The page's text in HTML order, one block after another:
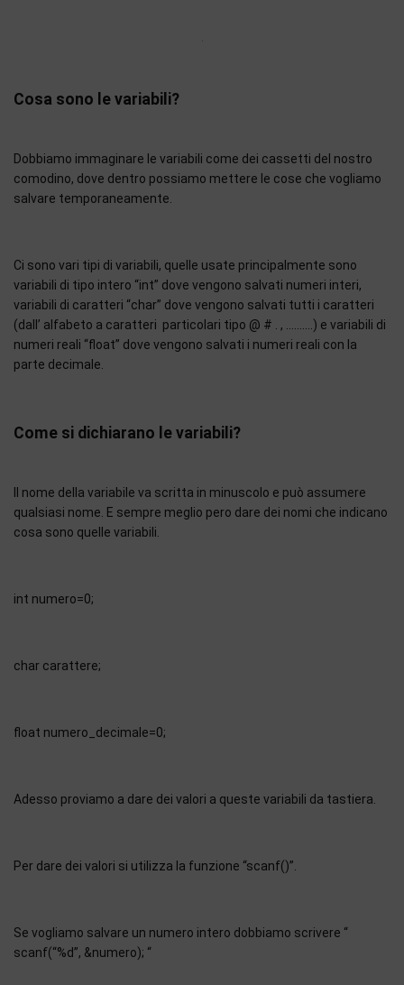
Cosa sono le variabili?
Dobbiamo immaginare le variabili come dei cassetti del nostro
comodino, dove dentro possiamo mettere le cose che vogliamo
salvare temporaneamente.
Ci sono vari tipi di variabili, quelle usate principalmente sono
variabili di tipo intero “int” dove vengono salvati numeri interi,
variabili di caratteri “char” dove vengono salvati tutti i caratteri
(dall’ alfabeto a caratteri particolari tipo @ # . , ……….) e variabili di
numeri reali “float” dove vengono salvati i numeri reali con la
parte decimale.
Come si dichiarano le variabili?
Il nome della variabile va scritta in minuscolo e può assumere
qualsiasi nome. E sempre meglio pero dare dei nomi che indicano
cosa sono quelle variabili.
int numero=0;
char carattere;
float numero_decimale=0;
Adesso proviamo a dare dei valori a queste variabili da tastiera.
Per dare dei valori si utilizza la funzione “scanf()”.
Se vogliamo salvare un numero intero dobbiamo scrivere “
scanf(“%d”, &numero); “